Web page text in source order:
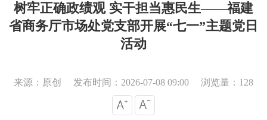
树牢正确政绩观 实干担当惠民生——福建
省商务厅市场处党支部开展“七一”主题党日
活动
来源：原创 发布时间：2026-07-08 09:00 浏览量：128